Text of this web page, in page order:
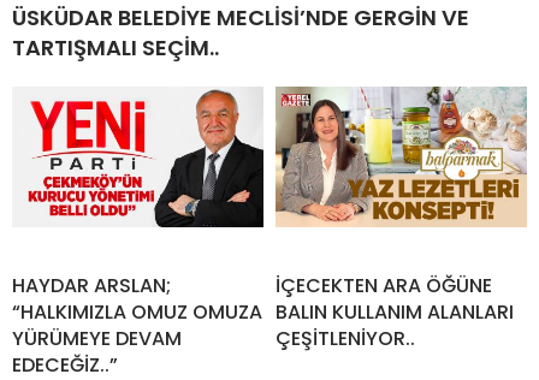
ÜSKÜDAR BELEDİYE MECLİSİ’NDE GERGİN VE
TARTIŞMALI SEÇİM..
HAYDAR ARSLAN;
“HALKIMIZLA OMUZ OMUZA
YÜRÜMEYE DEVAM
EDECEĞİZ..”
İÇECEKTEN ARA ÖĞÜNE
BALIN KULLANIM ALANLARI
ÇEŞİTLENİYOR..